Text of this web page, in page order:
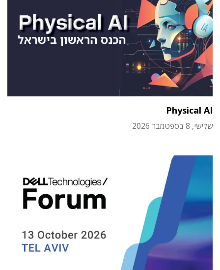
Physical AI
שלישי, 8 בספטמבר 2026